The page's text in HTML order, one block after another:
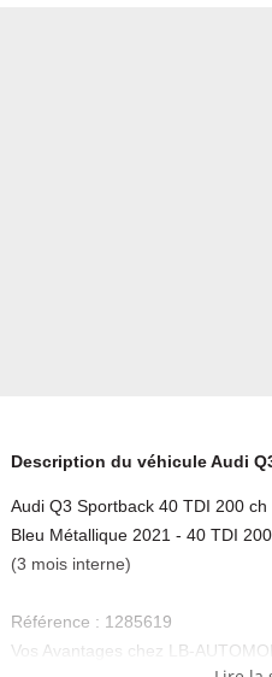
Description du véhicule Audi
Audi Q3 Sportback 40 TDI 200
Bleu Métallique 2021 - 40 TDI
(3 mois interne)
Référence : 1285619
Vos Avantages chez LB-